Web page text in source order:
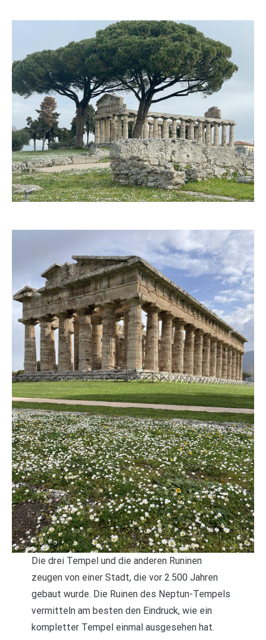
Die drei Tempel und die anderen Runinen
zeugen von einer Stadt, die vor 2.500 Jahren
gebaut wurde. Die Ruinen des Neptun-Tempels
vermitteln am besten den Eindruck, wie ein
kompletter Tempel einmal ausgesehen hat.